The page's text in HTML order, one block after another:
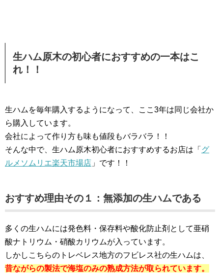
生ハム原木の初心者におすすめの一本はこ
れ！！
生ハムを毎年購入するようになって、ここ3年は同じ会社か
ら購入しています。
会社によって作り方も味も値段もバラバラ！！
そんな中で、生ハム原木初心者におすすめするお店は「 グ
ルメソムリエ楽天市場店 」です！！
おすすめ理由その１：無添加の生ハムである
多くの生ハムには発色料・保存料や酸化防止剤として亜硝
酸ナトリウム・硝酸カリウムが入っています。
しかしこちらのトレベレス地方のフビレス社の生ハムは、
昔ながらの製法で海塩のみの熟成方法が取られています。